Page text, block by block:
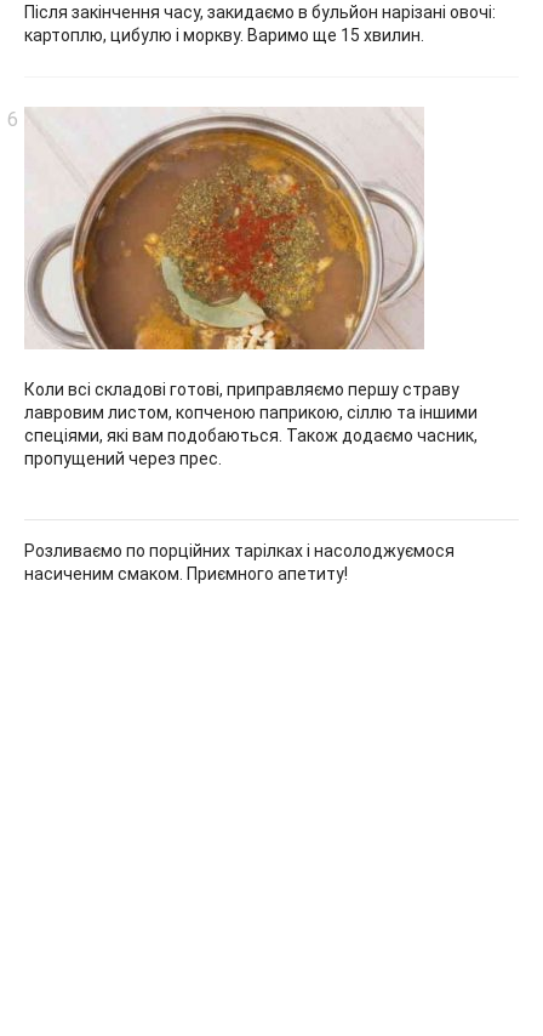
Після закінчення часу, закидаємо в бульйон нарізані овочі:
картоплю, цибулю і моркву. Варимо ще 15 хвилин.
Коли всі складові готові, приправляємо першу страву
лавровим листом, копченою паприкою, сіллю та іншими
спеціями, які вам подобаються. Також додаємо часник,
пропущений через прес.
Розливаємо по порційних тарілках і насолоджуємося
насиченим смаком. Приємного апетиту!